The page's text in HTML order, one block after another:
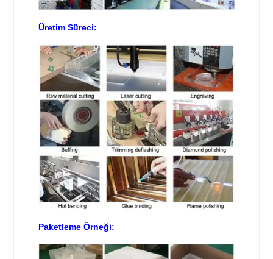
Üretim Süreci:
Paketleme Örneği: